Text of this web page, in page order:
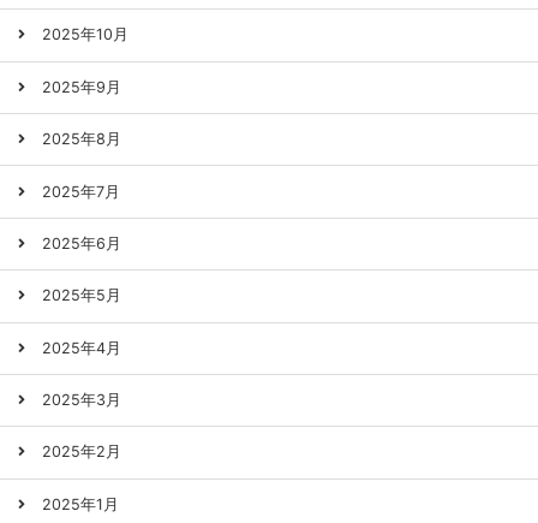
2025年10月
2025年9月
2025年8月
2025年7月
2025年6月
2025年5月
2025年4月
2025年3月
2025年2月
2025年1月